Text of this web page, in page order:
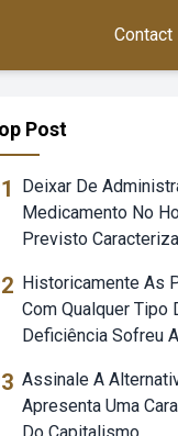
Contact
Post
Deixar De
Medicamento No
Previsto
Historicamente As
Com Qualquer Tipo
Deficiência Sofreu
Assinale A
Apresenta Uma